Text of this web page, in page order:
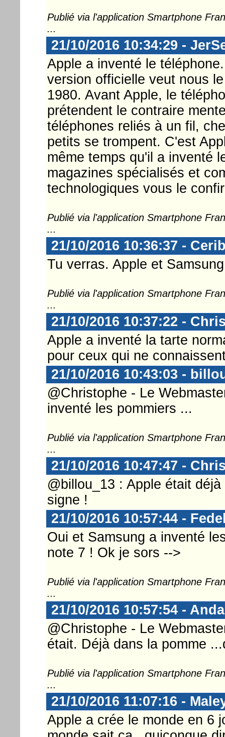
Publié via l'application Smartphone
...
21/10/2016 10:34:29 -
Apple a inventé le
version officielle veut nous
1980. Avant Apple, le
prétendent le contraire
téléphones reliés à un fil,
petits se trompent. C'est
même temps qu'il a inventé
magazines spécialisés et
technologiques vous le
Publié via l'application Smartphone
...
21/10/2016 10:36:37 -
Tu verras. Apple et
Publié via l'application Smartphone
...
21/10/2016 10:37:22 -
Apple a inventé la tarte
pour ceux qui ne
21/10/2016 10:43:03 -
@Christophe - Le
inventé les pommiers ...
Publié via l'application Smartphone
...
21/10/2016 10:47:47 -
@billou_13 : Apple était
signe !
21/10/2016 10:57:44 -
Oui et Samsung a inventé
note 7 ! Ok je sors -->
Publié via l'application Smartphone
...
21/10/2016 10:57:54 -
@Christophe - Le
était. Déjà dans la pomme
Publié via l'application Smartphone
...
21/10/2016 11:07:16 -
Apple a crée le monde en 6